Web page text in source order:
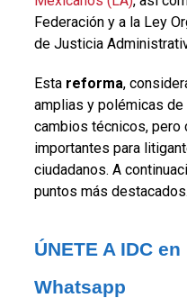
Federación y a la Ley
de Justicia
Esta reforma,
amplias y polémicas
cambios técnicos, pero
importantes para
ciudadanos. A
puntos más destacados.
ÚNETE A IDC
Whatsapp